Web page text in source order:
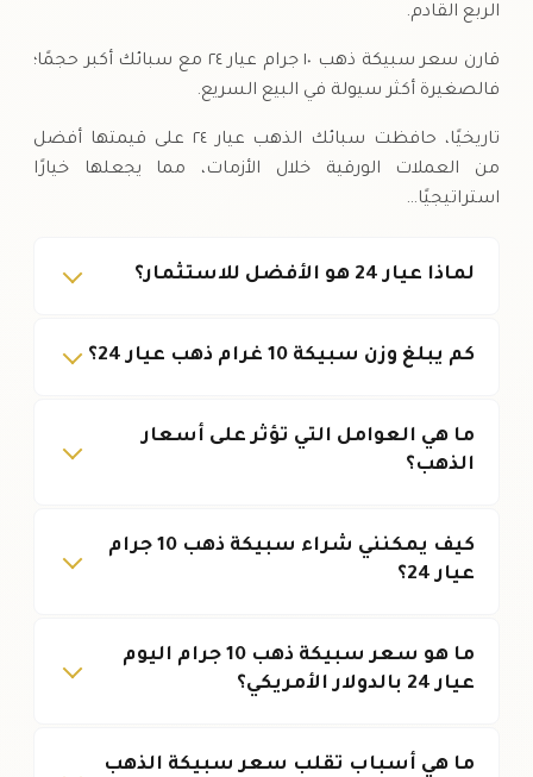
الربع القادم.
قارن سعر سبيكة ذهب ١٠ جرام عيار ٢٤ مع سبائك أكبر حجمًا؛
فالصغيرة أكثر سيولة في البيع السريع.
تاريخيًا، حافظت سبائك الذهب عيار ٢٤ على قيمتها أفضل
من العملات الورقية خلال الأزمات، مما يجعلها خيارًا
استراتيجيًا…
لماذا عيار 24 هو الأفضل للاستثمار؟
كم يبلغ وزن سبيكة 10 غرام ذهب عيار 24؟
ما هي العوامل التي تؤثر على أسعار
الذهب؟
كيف يمكنني شراء سبيكة ذهب 10 جرام
عيار 24؟
ما هو سعر سبيكة ذهب 10 جرام اليوم
عيار 24 بالدولار الأمريكي؟
ما هي أسباب تقلب سعر سبيكة الذهب